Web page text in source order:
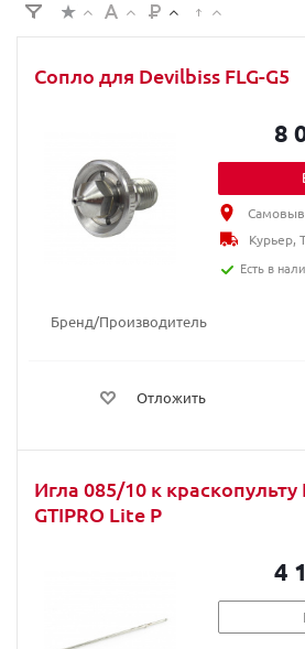
Сопло для Devilbiss FLG-G5
Бренд/Производитель
Отложить
8
Курьер,
Есть в
Игла 085/10 к краскопульту
GTIPRO Lite P
4